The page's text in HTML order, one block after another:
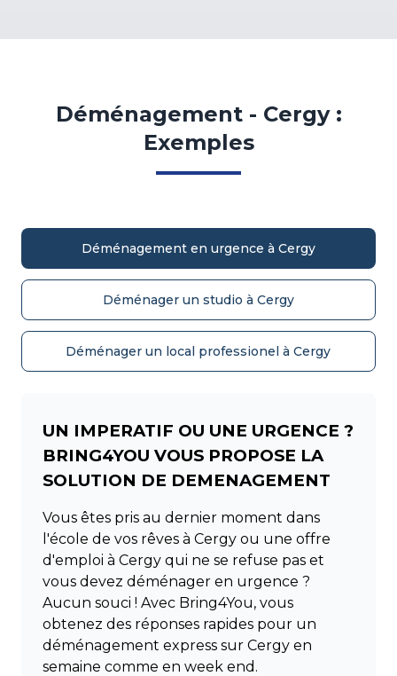
Déménagement - Cergy :
Exemples
Déménagement en urgence à Cergy
Déménager un studio à Cergy
Déménager un local professionel à Cergy
UN IMPERATIF OU UNE URGENCE ?
BRING4YOU VOUS PROPOSE LA
SOLUTION DE DEMENAGEMENT
Vous êtes pris au dernier moment dans
l'école de vos rêves à Cergy ou une offre
d'emploi à Cergy qui ne se refuse pas et
vous devez déménager en urgence ?
Aucun souci ! Avec Bring4You, vous
obtenez des réponses rapides pour un
déménagement express sur Cergy en
semaine comme en week end.